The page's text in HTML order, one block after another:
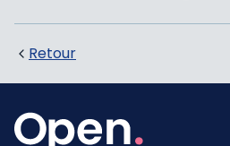
Retour